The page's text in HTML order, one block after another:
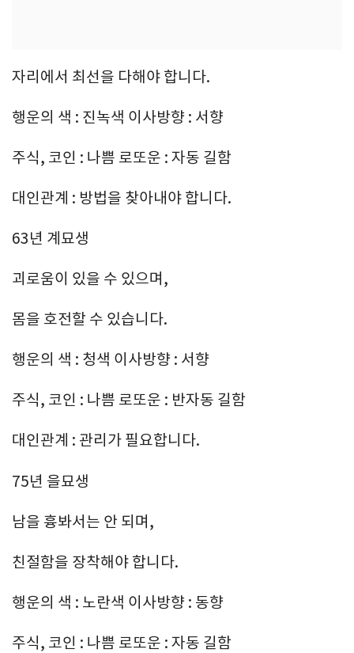
자리에서 최선을 다해야 합니다.
행운의 색 : 진녹색 이사방향 : 서향
주식, 코인 : 나쁨 로또운 : 자동 길함
대인관계 : 방법을 찾아내야 합니다.
63년 계묘생
괴로움이 있을 수 있으며,
몸을 호전할 수 있습니다.
행운의 색 : 청색 이사방향 : 서향
주식, 코인 : 나쁨 로또운 : 반자동 길함
대인관계 : 관리가 필요합니다.
75년 을묘생
남을 흉봐서는 안 되며,
친절함을 장착해야 합니다.
행운의 색 : 노란색 이사방향 : 동향
주식, 코인 : 나쁨 로또운 : 자동 길함